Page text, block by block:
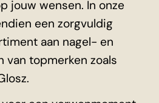
jouw wensen. In onze
een zorgvuldig
aan nagel- en
topmerken zoals